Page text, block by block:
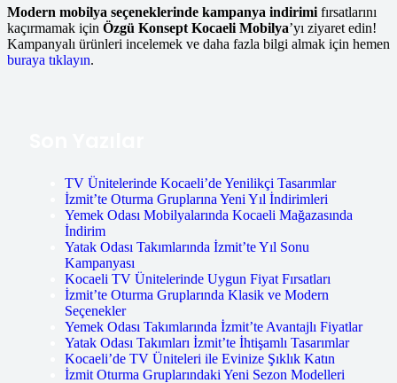
Modern mobilya seçeneklerinde kampanya indirimi fırsatlarını
kaçırmamak için Özgü Konsept Kocaeli Mobilya’yı ziyaret edin!
Kampanyalı ürünleri incelemek ve daha fazla bilgi almak için hemen
buraya tıklayın.
TV Ünitelerinde Kocaeli’de Yenilikçi Tasarımlar
İzmit’te Oturma Gruplarına Yeni Yıl İndirimleri
Yemek Odası Mobilyalarında Kocaeli Mağazasında
İndirim
Yatak Odası Takımlarında İzmit’te Yıl Sonu
Kampanyası
Kocaeli TV Ünitelerinde Uygun Fiyat Fırsatları
İzmit’te Oturma Gruplarında Klasik ve Modern
Seçenekler
Yemek Odası Takımlarında İzmit’te Avantajlı Fiyatlar
Yatak Odası Takımları İzmit’te İhtişamlı Tasarımlar
Kocaeli’de TV Üniteleri ile Evinize Şıklık Katın
İzmit Oturma Gruplarındaki Yeni Sezon Modelleri